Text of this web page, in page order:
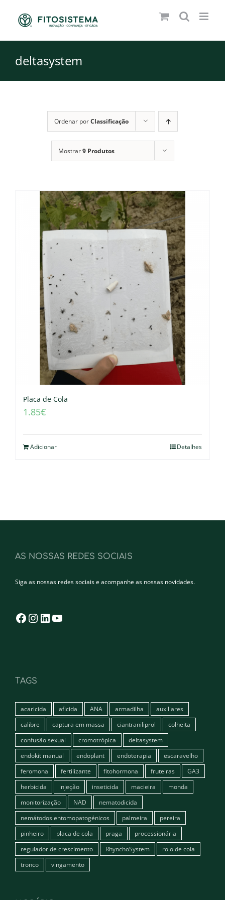
deltasystem
Ordenar porClassificação
Mostrar9 Produtos
Placa de Cola
1.85€
Adicionar Detalhes
AS NOSSAS REDES SOCIAIS
Siga as nossas redes sociais e acompanhe as nossas novidades.
Facebook
Instagram
LinkedIn
TAGS
acaricida aficida ANA armadilha
auxiliares
calibre
captura em massa ciantraniliprol
colheita
confusão sexual
cromotrópica
deltasystem
endokit manual
endoplant endoterapia
escaravelho
feromona
fertilizante fitohormona fruteiras
GA3
herbicida
injeção inseticida macieira
monda
monitorização
NAD
nematodicida
nemátodos entomopatogénicos
palmeira
pereira
pinheiro
placa de cola praga
processionária
regulador de crescimento
RhynchoSystem
rolo de cola
tronco
vingamento